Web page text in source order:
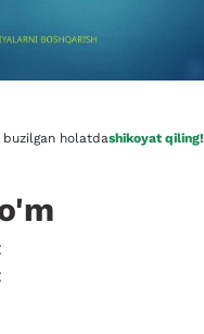
holatdashikoyat qiling!